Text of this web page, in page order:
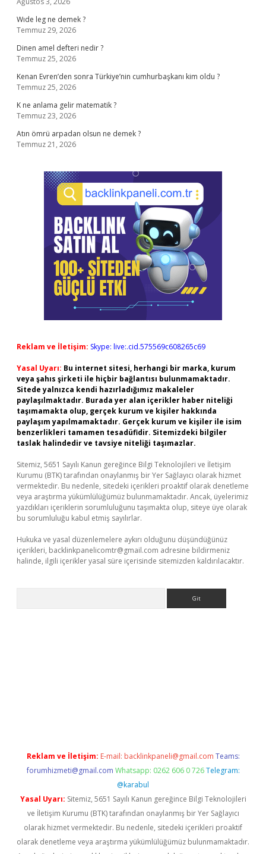
Wıde leg ne demek ?
Temmuz 29, 2026
Dinen amel defteri nedir ?
Temmuz 25, 2026
Kenan Evren’den sonra Türkiye’nin cumhurbaşkanı kim oldu ?
Temmuz 25, 2026
K ne anlama gelir matematik ?
Temmuz 23, 2026
Atın ömrü arpadan olsun ne demek ?
Temmuz 21, 2026
Reklam ve İletişim: Skype: live:.cid.575569c608265c69
Yasal Uyarı: Bu internet sitesi, herhangi bir marka, kurum
veya şahıs şirketi ile hiçbir bağlantısı bulunmamaktadır.
Sitede yalnızca kendi hazırladığımız makaleler
paylaşılmaktadır. Burada yer alan içerikler haber niteliği
taşımamakta olup, gerçek kurum ve kişiler hakkında
paylaşım yapılmamaktadır. Gerçek kurum ve kişiler ile isim
benzerlikleri tamamen tesadüfidir. Sitemizdeki bilgiler
taslak halindedir ve tavsiye niteliği taşımazlar.
Sitemiz, 5651 Sayılı Kanun gereğince Bilgi Teknolojileri ve İletişim
Kurumu (BTK) tarafından onaylanmış bir Yer Sağlayıcı olarak hizmet
vermektedir. Bu nedenle, sitedeki içerikleri proaktif olarak denetleme
veya araştırma yükümlülüğümüz bulunmamaktadır. Ancak, üyelerimiz
yazdıkları içeriklerin sorumluluğunu taşımakta olup, siteye üye olarak
bu sorumluluğu kabul etmiş sayılırlar.
Hukuka ve yasal düzenlemelere aykırı olduğunu düşündüğünüz
içerikleri, backlinkpanelicomtr@gmail.com adresine bildirmeniz
halinde, ilgili içerikler yasal süre içerisinde sitemizden kaldırılacaktır.
Reklam ve İletişim: E-mail: backlinkpaneli@gmail.com Teams:
forumhizmeti@gmail.com Whatsapp: 0262 606 0 726 Telegram:
@karabul
Yasal Uyarı: Sitemiz, 5651 Sayılı Kanun gereğince Bilgi Teknolojileri
ve İletişim Kurumu (BTK) tarafından onaylanmış bir Yer Sağlayıcı
olarak hizmet vermektedir. Bu nedenle, sitedeki içerikleri proaktif
olarak denetleme veya araştırma yükümlülüğümüz bulunmamaktadır.